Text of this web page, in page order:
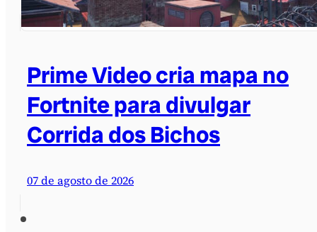
Prime Video cria mapa no
Fortnite para divulgar
Corrida dos Bichos
07 de agosto de 2026